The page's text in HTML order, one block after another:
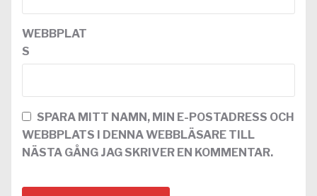
WEBBPLAT
S
SPARA MITT NAMN, MIN E-POSTADRESS OCH
WEBBPLATS I DENNA WEBBLÄSARE TILL
NÄSTA GÅNG JAG SKRIVER EN KOMMENTAR.